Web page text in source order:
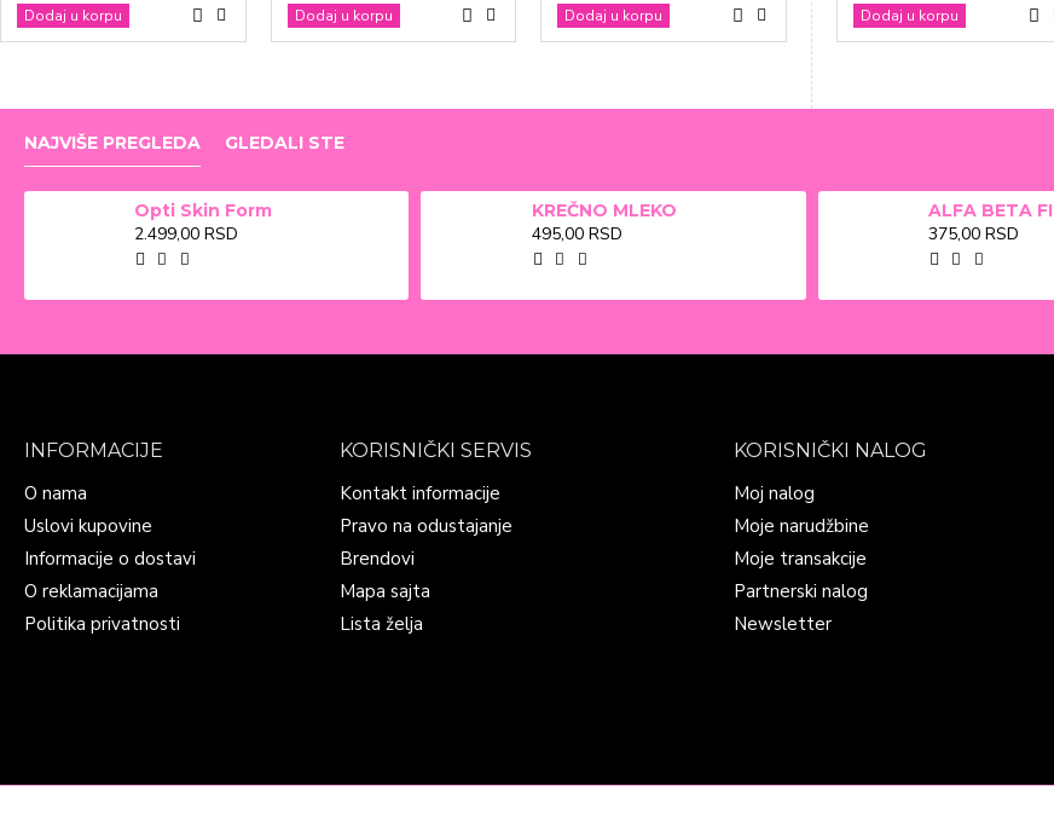
Dodaj u korpu Dodaj u korpu Dodaj u korpu Dodaj u korpu
Dodaj u korpu
NAJVIŠE PREGLEDA GLEDALI STE
Opti Skin Form
2.499,00 RSD
KREČNO MLEKO
495,00 RSD 375,00 RSD
INFORMACIJE
O nama
Uslovi kupovine
Informacije o dostavi
O reklamacijama
Politika privatnosti
KORISNIČKI SERVIS
Kontakt informacije
Pravo na odustajanje
Brendovi
Mapa sajta
Lista želja
KORISNIČKI NALOG
Moj nalog
Moje narudžbine
Moje transakcije
Partnerski nalog
Newsletter